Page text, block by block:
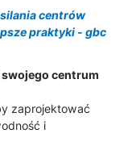
centrów
praktyki - gbc
centrum
zaprojektować
i